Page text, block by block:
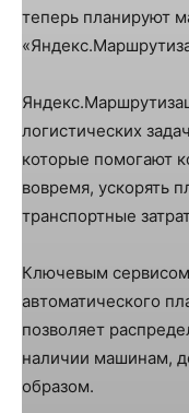
теперь планируют
логистических
которые помогают
вовремя, ускорять
транспортные
Ключевым
автоматического
позволяет
наличии машинам,
образом.